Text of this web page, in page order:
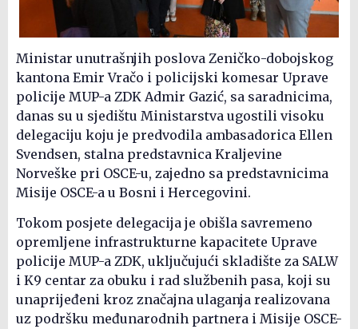
Ministar unutrašnjih poslova Zeničko-dobojskog
kantona Emir Vračo i policijski komesar Uprave
policije MUP-a ZDK Admir Gazić, sa saradnicima,
danas su u sjedištu Ministarstva ugostili visoku
delegaciju koju je predvodila ambasadorica Ellen
Svendsen, stalna predstavnica Kraljevine
Norveške pri OSCE-u, zajedno sa predstavnicima
Misije OSCE-a u Bosni i Hercegovini.
Tokom posjete delegacija je obišla savremeno
opremljene infrastrukturne kapacitete Uprave
policije MUP-a ZDK, uključujući skladište za SALW
i K9 centar za obuku i rad službenih pasa, koji su
unaprijeđeni kroz značajna ulaganja realizovana
uz podršku međunarodnih partnera i Misije OSCE-